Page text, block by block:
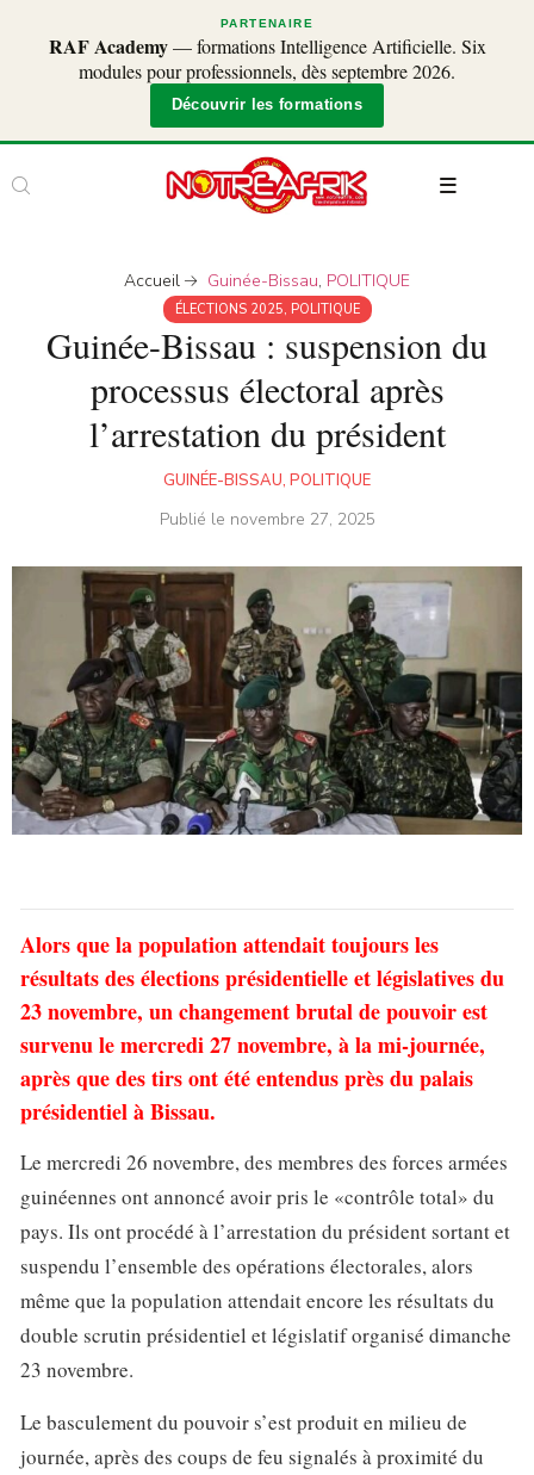
PARTENAIRE
RAF Academy— formations Intelligence Artificielle. Six
modules pour professionnels, dès septembre 2026.
Découvrir les formations
Accueil Guinée-Bissau, POLITIQUE
ÉLECTIONS 2025, POLITIQUE
Guinée-Bissau : suspension du
processus électoral après
l’arrestation du président
GUINÉE-BISSAU, POLITIQUE
Publié le novembre 27, 2025
Alors que la population attendait toujours les
résultats des élections présidentielle et législatives du
23 novembre, un changement brutal de pouvoir est
survenu le mercredi 27 novembre, à la mi-journée,
après que des tirs ont été entendus près du palais
présidentiel à Bissau.
Le mercredi 26 novembre, des membres des forces armées
guinéennes ont annoncé avoir pris le «contrôle total» du
pays. Ils ont procédé à l’arrestation du président sortant et
suspendu l’ensemble des opérations électorales, alors
même que la population attendait encore les résultats du
double scrutin présidentiel et législatif organisé dimanche
23 novembre.
Le basculement du pouvoir s’est produit en milieu de
journée, après des coups de feu signalés à proximité du